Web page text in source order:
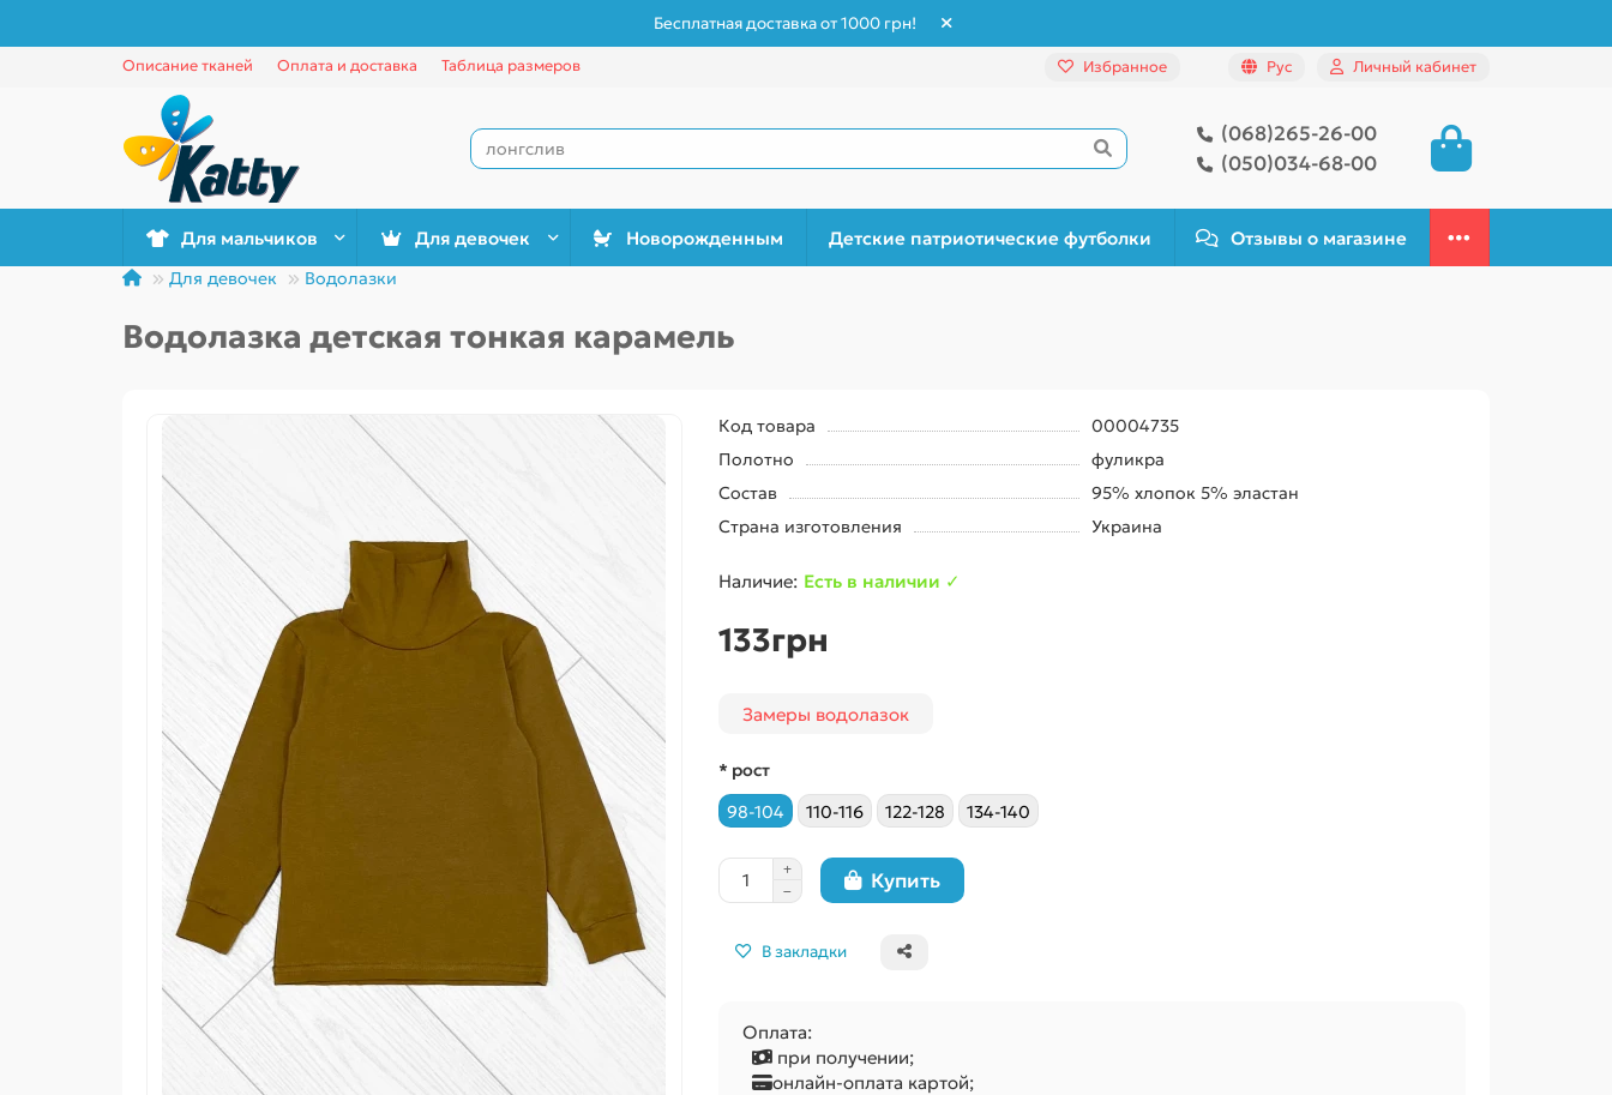
Бесплатная доставка от 1000 грн!
Описание тканей Оплата и доставка Таблица размеров Избранное Рус Личный кабинет
(068)265-26-00
(050)034-68-00
Для мальчиков Для девочек Новорожденным Детские патриотические футболки Отзывы о магазине
Для девочек Водолазки
Водолазка детская тонкая карамель
Код товара
00004735
Полотно
фуликра
Состав
95% хлопок 5% эластан
Страна изготовления
Украина
Есть в наличии ✓
133грн
Замеры водолазок
* рост
98-104
110-116 122-128 134-140
Купить
В закладки
Оплата:
при получении;
онлайн-оплата картой;